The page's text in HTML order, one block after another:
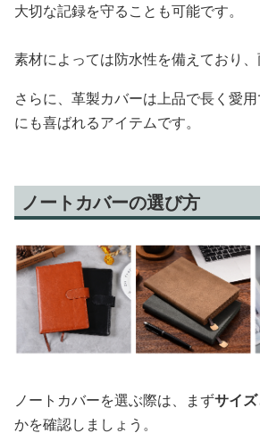
大切な記録を守ることも可能です。
素材によっては防水性を備えており、
さらに、革製カバーは上品で長く愛
にも喜ばれるアイテムです。
ノートカバーの選び方
ノートカバーを選ぶ際は、まずサイ
かを確認しましょう。